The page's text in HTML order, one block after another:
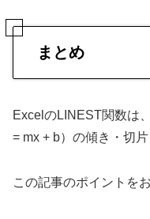
まとめ
ExcelのLINEST関数は
= mx + b）の傾き・切
この記事のポイントを